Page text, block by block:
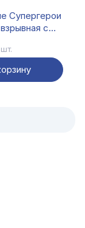
Супергерои
с
тату 1 гр.
шт.